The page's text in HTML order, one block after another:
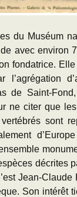
du Muséum
avec environ
fondatrice.
de Saint-
ne citer que
sont
décrites
Jean-
Son intérêt